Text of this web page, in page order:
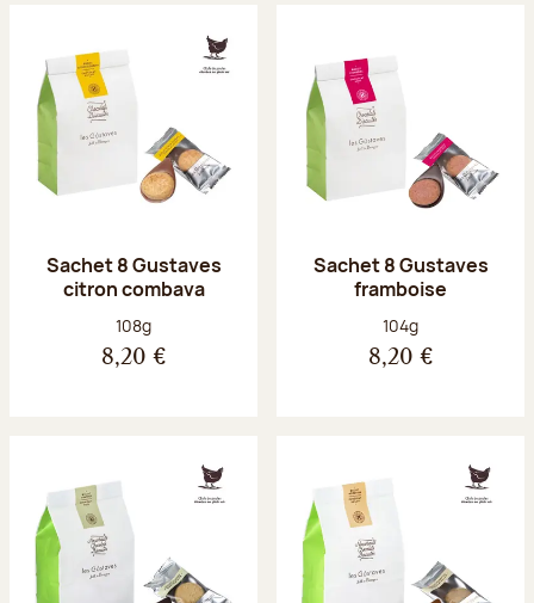
Sachet 8 Gustaves
citron combava
Poids net :
108g
8,20 €
Sachet 8 Gustaves
framboise
Poids net :
104g
8,20 €